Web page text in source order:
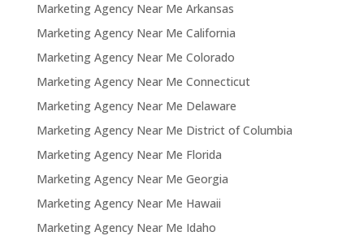
Marketing Agency Near Me Arkansas
Marketing Agency Near Me California
Marketing Agency Near Me Colorado
Marketing Agency Near Me Connecticut
Marketing Agency Near Me Delaware
Marketing Agency Near Me District of Columbia
Marketing Agency Near Me Florida
Marketing Agency Near Me Georgia
Marketing Agency Near Me Hawaii
Marketing Agency Near Me Idaho